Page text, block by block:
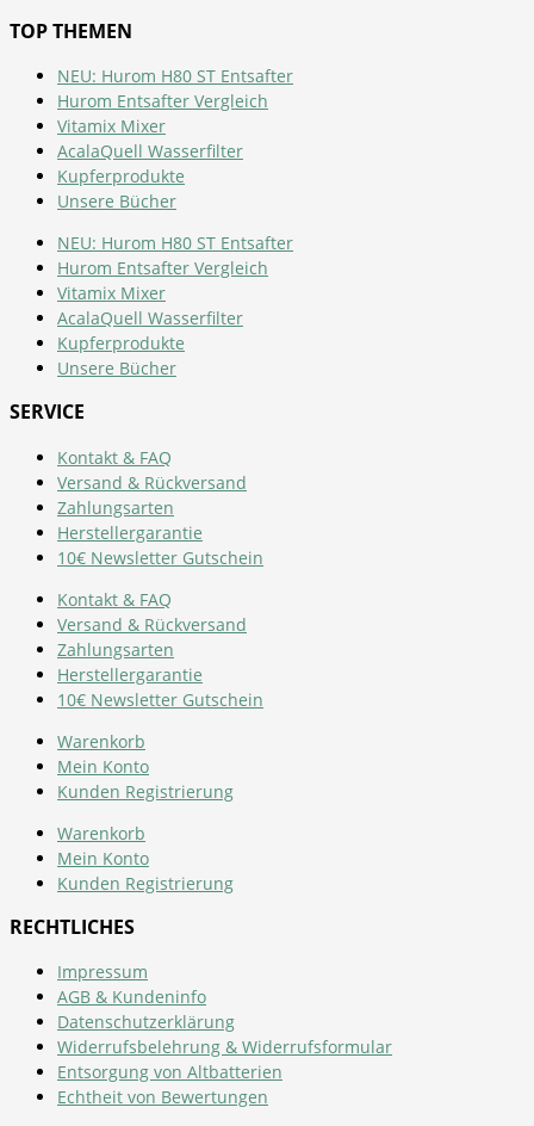
TOP THEMEN
NEU: Hurom H80 ST Entsafter
Hurom Entsafter Vergleich
Vitamix Mixer
AcalaQuell Wasserfilter
Kupferprodukte
Unsere Bücher
NEU: Hurom H80 ST Entsafter
Hurom Entsafter Vergleich
Vitamix Mixer
AcalaQuell Wasserfilter
Kupferprodukte
Unsere Bücher
SERVICE
Kontakt & FAQ
Versand & Rückversand
Zahlungsarten
Herstellergarantie
10€ Newsletter Gutschein
Kontakt & FAQ
Versand & Rückversand
Zahlungsarten
Herstellergarantie
10€ Newsletter Gutschein
Warenkorb
Mein Konto
Kunden Registrierung
Warenkorb
Mein Konto
Kunden Registrierung
RECHTLICHES
Impressum
AGB & Kundeninfo
Datenschutzerklärung
Widerrufsbelehrung & Widerrufsformular
Entsorgung von Altbatterien
Echtheit von Bewertungen